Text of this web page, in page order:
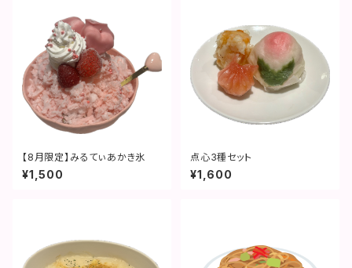
【8月限定】みるてぃあかき氷
¥1,500
点心3種セット
¥1,600